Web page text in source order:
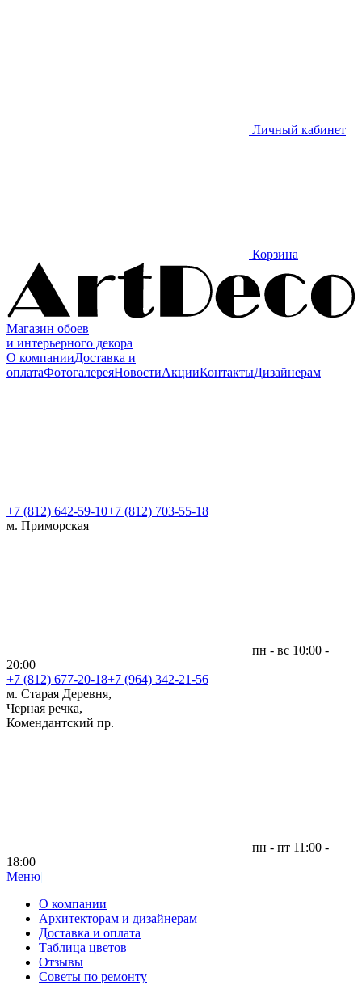
Личный кабинет
Корзина
Магазин обоев
и интерьерного декора
О компанииДоставка и
оплатаФотогалереяНовостиАкцииКонтактыДизайнерам
+7 (812) 642-59-10+7 (812) 703-55-18
м. Приморская
пн - вс 10:00 -
20:00
+7 (812) 677-20-18+7 (964) 342-21-56
м. Старая Деревня,
Черная речка,
Комендантский пр.
пн - пт 11:00 -
18:00
Меню|
О компании
Архитекторам и дизайнерам
Доставка и оплата
Таблица цветов
Отзывы
Советы по ремонту